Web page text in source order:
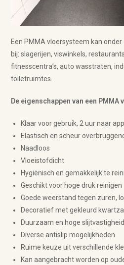
Een PMMA vloersysteem kan
bij: slagerijen, viswinkels,
fitnesscentra’s, auto wasstraten,
toiletruimtes.
De eigenschappen van een PMMA
Klaar voor gebruik, 2 uur naar
Elastisch en scheur
Naadloos
Vloeistofdicht
Hygiënisch en gemakkelijk te
Geschikt voor hoge druk reinigen
Goede weerstand tegen zuren,
Decoratief met gekleurd
Duurzaam en hoge slijtvastigheid
Diverse antislip mogelijkheden
Ruime keuze uit verschillende
Kan aangebracht worden op